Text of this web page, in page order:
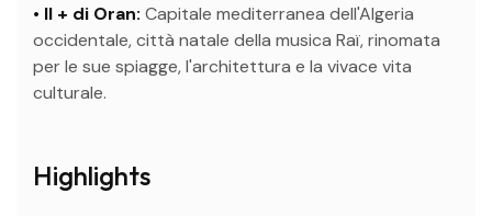
• Il + di Oran: Capitale mediterranea dell'Algeria
occidentale, città natale della musica Raï, rinomata
per le sue spiagge, l'architettura e la vivace vita
culturale.
Highlights